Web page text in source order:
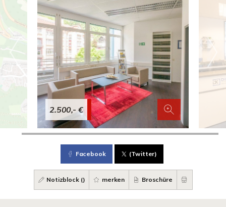
2.500,- €
Facebook (Twitter)
Notizblock () merken Broschüre